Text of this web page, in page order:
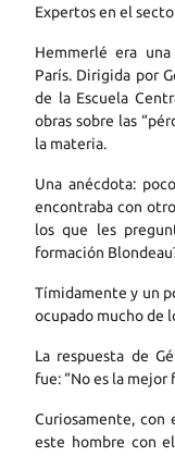
Expertos en el
Hemmerlé era
París. Dirigida por
de la Escuela
obras sobre las
la materia.
Una anécdota:
encontraba con
los que les
formación
Tímidamente y un
ocupado mucho de
La respuesta de
fue: “No es la mejor
Curiosamente, con
este hombre con